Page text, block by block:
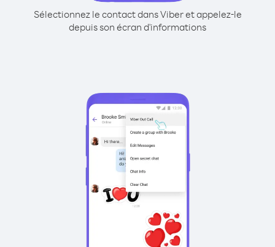
Sélectionnez le contact dans Viber et appelez-le
depuis son écran d'informations